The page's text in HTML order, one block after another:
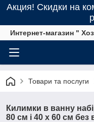
Акция! Скидки на
Интернет-магазин "
Товари та послуги
Килимки в ванну
80 см і 40 х 60 см без